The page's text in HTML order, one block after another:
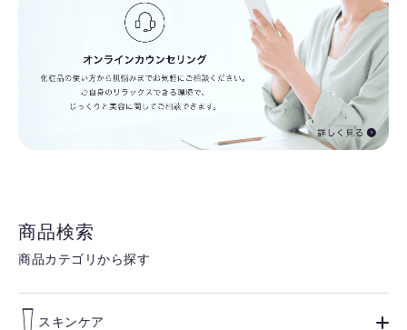
商品検索
商品カテゴリから探す
スキンケア